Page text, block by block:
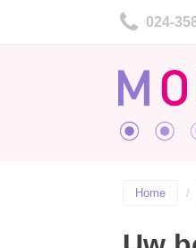
024-
Home